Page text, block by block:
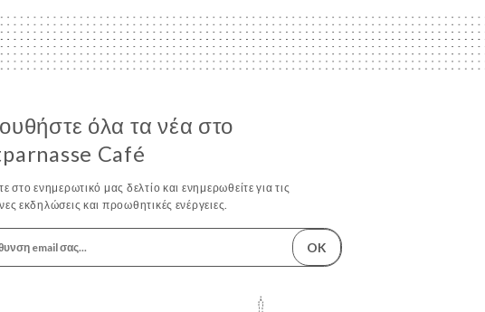
όλα τα νέα στο
Café
στο ενημερωτικό μας δελτίο και ενημερωθείτε για τις
εκδηλώσεις και προωθητικές ενέργειες.
OK